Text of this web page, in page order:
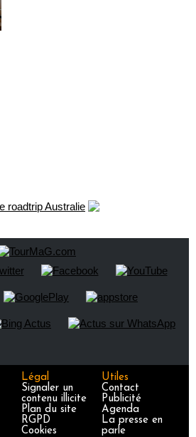
Légal
Signaler un
contenu illicite
Plan du site
RGPD
Cookies
Utiles
Contact
Publicité
Agenda
La presse en
parle